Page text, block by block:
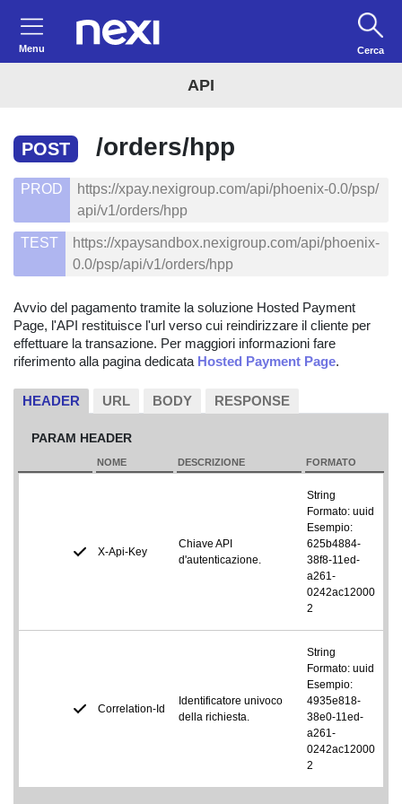
Menu Cerca
API
POST /orders/hpp
PROD
https://xpay.nexigroup.com/api/phoenix-0.0/psp/
api/v1/orders/hpp
TEST
https://xpaysandbox.nexigroup.com/api/phoenix-
0.0/psp/api/v1/orders/hpp
Avvio del pagamento tramite la soluzione Hosted Payment
Page, l'API restituisce l'url verso cui reindirizzare il cliente per
effettuare la transazione. Per maggiori informazioni fare
riferimento alla pagina dedicata Hosted Payment Page.
HEADER URL BODY RESPONSE
PARAM HEADER
NOME DESCRIZIONE FORMATO
X-Api-Key
Chiave API
d'autenticazione.
String
Formato: uuid
Esempio:
625b4884-
38f8-11ed-
a261-
0242ac12000
2
Correlation-Id
Identificatore univoco
della richiesta.
String
Formato: uuid
Esempio:
4935e818-
38e0-11ed-
a261-
0242ac12000
2